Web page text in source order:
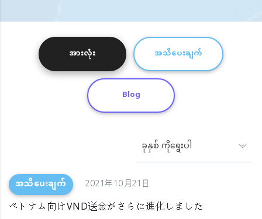
အားလုံး အသိပေးချက်
Blog
ခုနှစ် ကိုရွေးပါ
အသိပေးချက် 2021年10月21日
ベトナム向けVND送金がさらに進化しました